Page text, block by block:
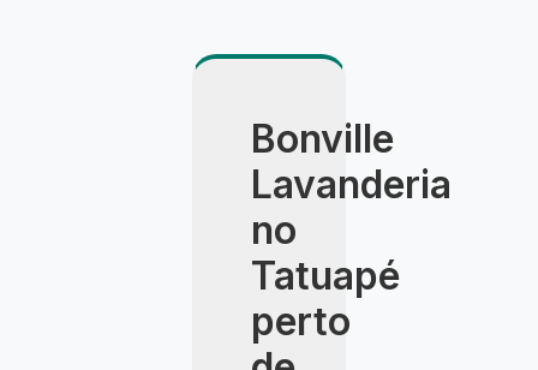
Bonville
Lavanderia
no
Tatuapé
perto